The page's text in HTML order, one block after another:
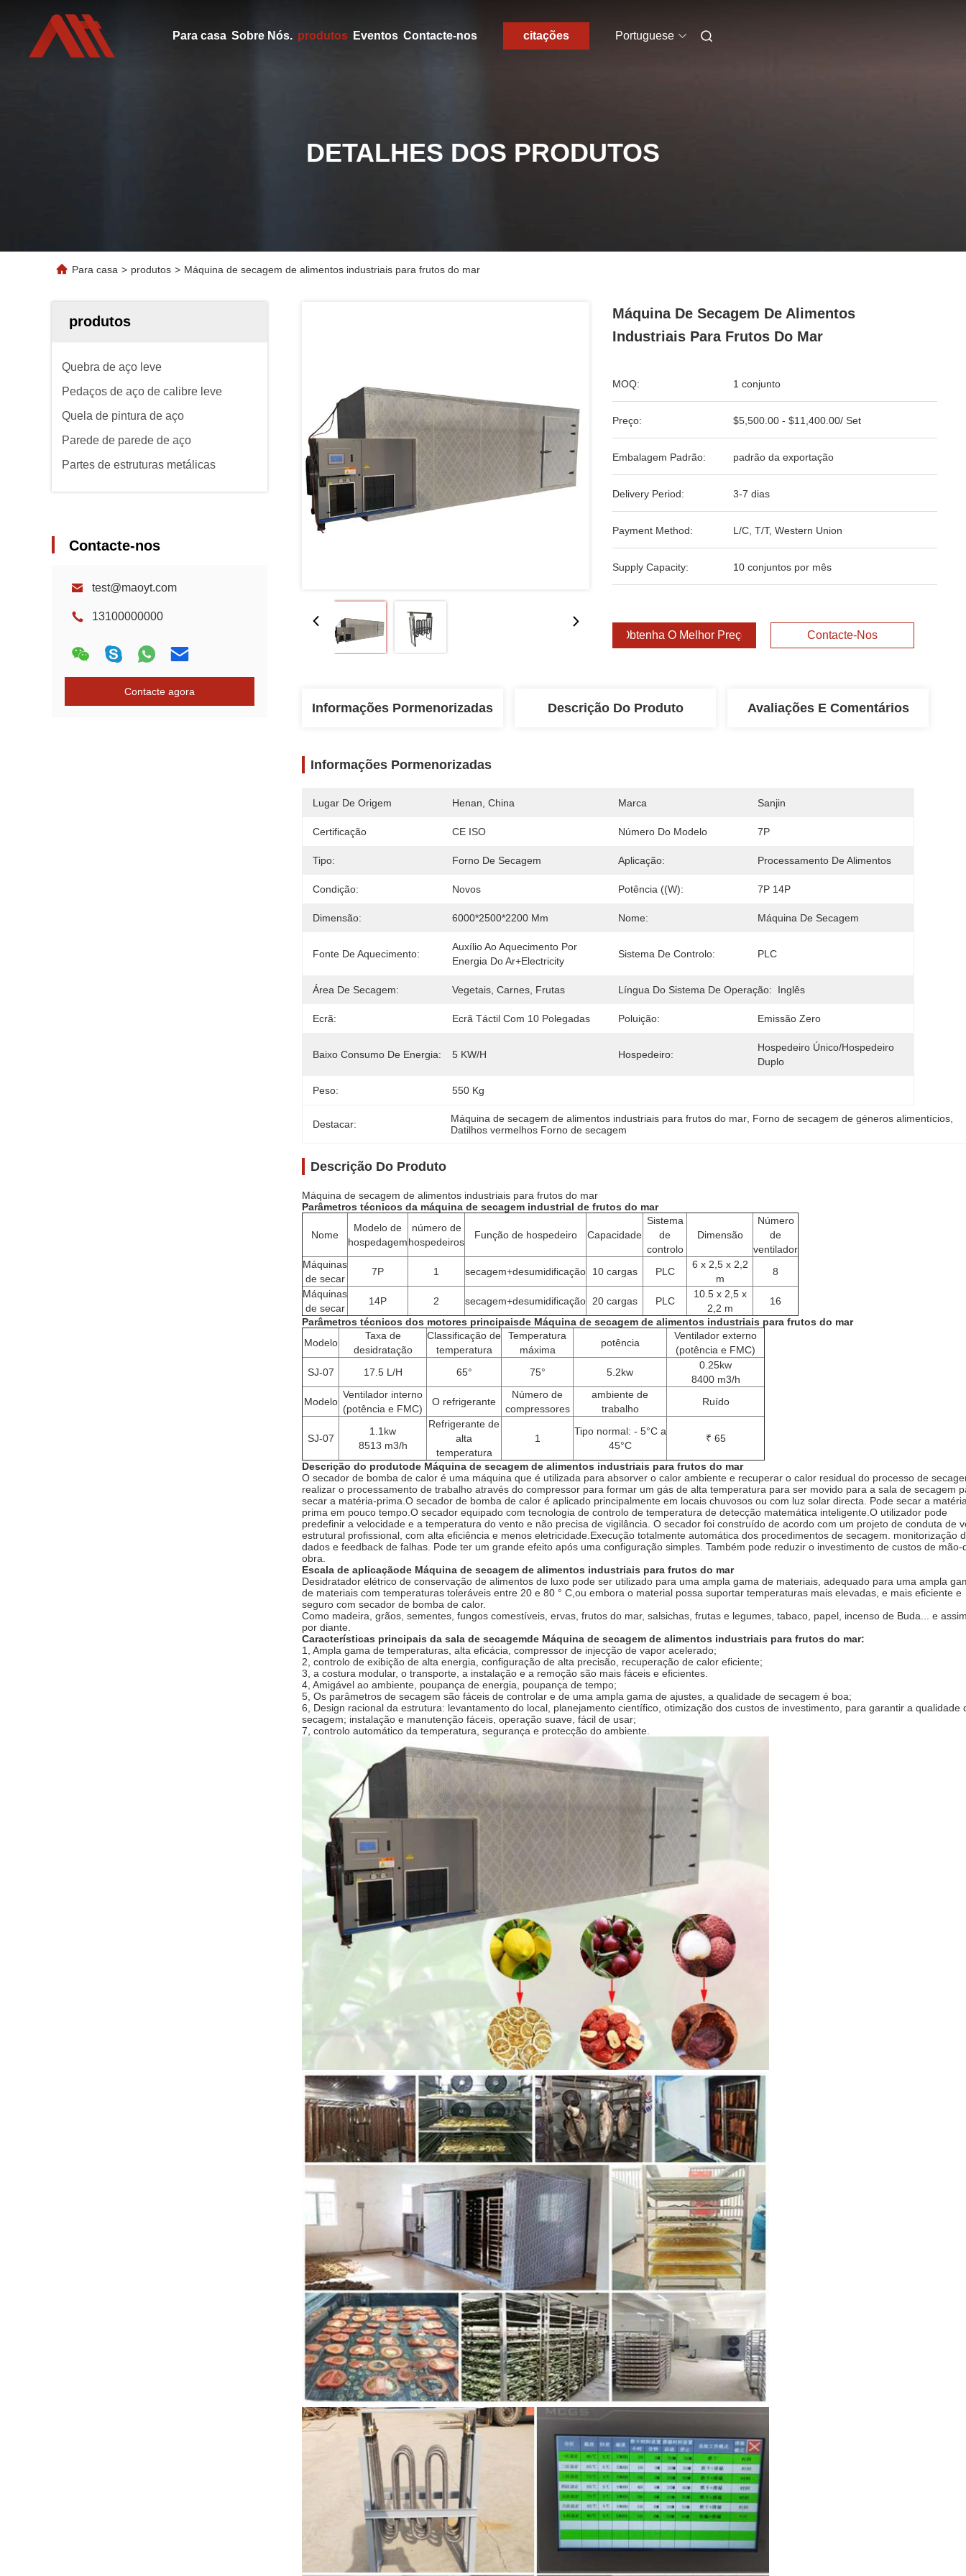
Para casa Sobre Nós. produtos Eventos Contacte-nos citações Portuguese
DETALHES DOS PRODUTOS
Para casa > produtos > Máquina de secagem de alimentos industriais para frutos do mar
produtos
Quebra de aço leve
Pedaços de aço de calibre leve
Quela de pintura de aço
Parede de parede de aço
Partes de estruturas metálicas
Contacte-nos
test@maoyt.com
13100000000
Contacte agora
Máquina De Secagem De Alimentos
Industriais Para Frutos Do Mar
MOQ: 1 conjunto
Preço: $5,500.00 - $11,400.00/ Set
Embalagem Padrão: padrão da exportação
Delivery Period: 3-7 dias
Payment Method: L/C, T/T, Western Union
Supply Capacity: 10 conjuntos por mês
Obtenha O Melhor Preço Contacte-Nos
Informações Pormenorizadas Descrição Do Produto Avaliações E Comentários
Informações Pormenorizadas
Lugar De Origem Henan, China Marca Sanjin
Certificação CE ISO Número Do Modelo 7P
Tipo: Forno De Secagem Aplicação: Processamento De Alimentos
Condição: Novos Potência ((w): 7P 14P
Dimensão: 6000*2500*2200 Mm Nome: Máquina De Secagem
Fonte De Aquecimento:
Auxílio Ao Aquecimento Por
Energia Do Ar+electricity
Sistema De Controlo: PLC
Área De Secagem: Vegetais, Carnes, Frutas Língua Do Sistema De Operação: Inglês
Ecrã: Ecrã Táctil Com 10 Polegadas Poluição: Emissão Zero
Baixo Consumo De Energia: 5 KW/h Hospedeiro:
Hospedeiro Único/Hospedeiro
Duplo
Peso: 550 Kg
Destacar: Máquina de secagem de alimentos industriais para frutos do mar, Forno de secagem de géneros alimentícios,
Datilhos vermelhos Forno de secagem
Descrição Do Produto
Máquina de secagem de alimentos industriais para frutos do mar
Parâmetros técnicos da máquina de secagem industrial de frutos do mar
Nome
Modelo de
hospedagem
número de
hospedeiros
Função de hospedeiro Capacidade
Sistema
de
controlo
Dimensão
Número
de
ventilador
Máquinas
de secar
7P 1 secagem+desumidificação 10 cargas PLC
6 x 2,5 x 2,2
m
8
Máquinas
de secar
14P 2 secagem+desumidificação 20 cargas PLC
10.5 x 2,5 x
2,2 m
16
Parâmetros técnicos dos motores principaisde Máquina de secagem de alimentos industriais para frutos do mar
Modelo
Taxa de
desidratação
Classificação de
temperatura
Temperatura
máxima
potência
Ventilador externo
(potência e FMC)
SJ-07
17.5 L/H 65° 75° 5.2kw
0.25kw
8400 m3/h
Modelo
Ventilador interno
(potência e FMC)
O refrigerante
Número de
compressores
ambiente de
trabalho
Ruído
SJ-07
1.1kw
8513 m3/h
Refrigerante de
alta
temperatura
1
Tipo normal: - 5°C a
45°C
₹ 65
Descrição do produtode Máquina de secagem de alimentos industriais para frutos do mar
O secador de bomba de calor é uma máquina que é utilizada para absorver o calor ambiente e recuperar o calor residual do processo de
realizar o processamento de trabalho através do compressor para formar um gás de alta temperatura para ser movido para a sala de secagem
secar a matéria-prima.O secador de bomba de calor é aplicado principalmente em locais chuvosos ou com luz solar directa. Pode secar a
prima em pouco tempo.O secador equipado com tecnologia de controlo de temperatura de detecção matemática inteligente.O utilizador pode
predefinir a velocidade e a temperatura do vento e não precisa de vigilância. O secador foi construído de acordo com um projeto de conduta de
estrutural profissional, com alta eficiência e menos eletricidade.Execução totalmente automática dos procedimentos de secagem. monitorização
dados e feedback de falhas. Pode ter um grande efeito após uma configuração simples. Também pode reduzir o investimento de custos de mão-
obra.
Escala de aplicaçãode Máquina de secagem de alimentos industriais para frutos do mar
Desidratador elétrico de conservação de alimentos de luxo pode ser utilizado para uma ampla gama de materiais, adequado para uma ampla
de materiais com temperaturas toleráveis entre 20 e 80 ° C,ou embora o material possa suportar temperaturas mais elevadas, e mais eficiente e
seguro com secador de bomba de calor.
Como madeira, grãos, sementes, fungos comestíveis, ervas, frutos do mar, salsichas, frutas e legumes, tabaco, papel, incenso de Buda... e
por diante.
Características principais da sala de secagemde Máquina de secagem de alimentos industriais para frutos do mar:
1, Ampla gama de temperaturas, alta eficácia, compressor de injecção de vapor acelerado;
2, controlo de exibição de alta energia, configuração de alta precisão, recuperação de calor eficiente;
3, a costura modular, o transporte, a instalação e a remoção são mais fáceis e eficientes.
4, Amigável ao ambiente, poupança de energia, poupança de tempo;
5, Os parâmetros de secagem são fáceis de controlar e de uma ampla gama de ajustes, a qualidade de secagem é boa;
6, Design racional da estrutura: levantamento do local, planejamento científico, otimização dos custos de investimento, para garantir a qualidade
secagem; instalação e manutenção fáceis, operação suave, fácil de usar;
7, controlo automático da temperatura, segurança e protecção do ambiente.